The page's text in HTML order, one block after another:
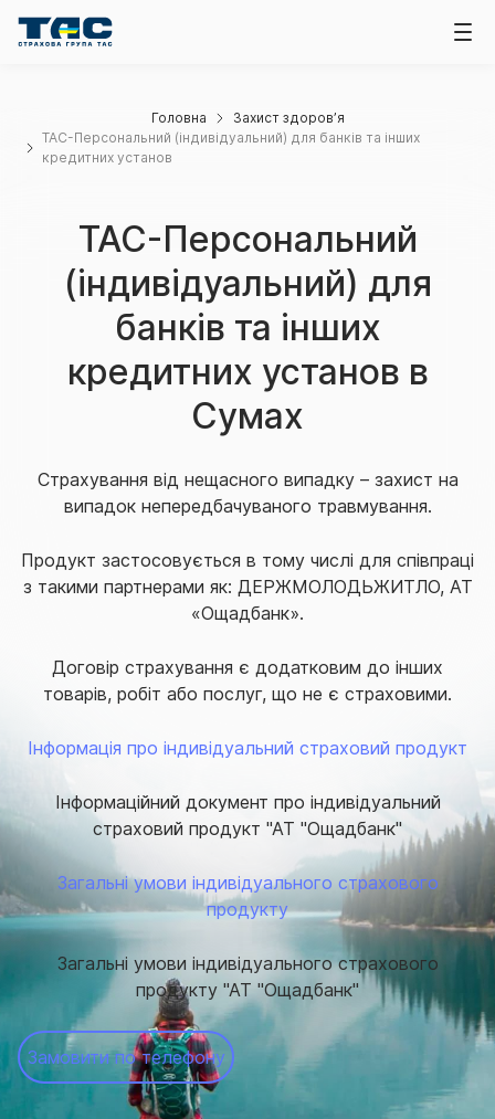
Головна
Захист здоров’я
ТАС-Персональний (індивідуальний) для банків та інших
кредитних установ
ТАС-Персональний
(індивідуальний) для
банків та інших
кредитних установ в
Сумах
Страхування від нещасного випадку – захист на
випадок непередбачуваного травмування.
Продукт застосовується в тому числі для співпраці
з такими партнерами як: ДЕРЖМОЛОДЬЖИТЛО, АТ
«Ощадбанк».
Договір страхування є додатковим до інших
товарів, робіт або послуг, що не є страховими.
Інформація про індивідуальний страховий продукт
Інформаційний документ про індивідуальний
страховий продукт "АТ "Ощадбанк"
Загальні умови індивідуального страхового
продукту
Загальні умови індивідуального страхового
продукту "АТ "Ощадбанк"
Замовити по телефону